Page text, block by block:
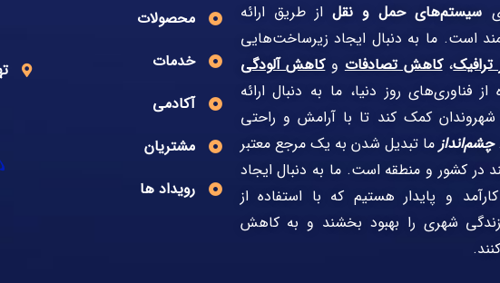
سیستم‌های حمل و نقلاز طریق ارائه
است. ما به دنبال ایجاد زیرساخت‌هایی
،کاهش تصادفاتوکاهش آلودگی
فناوری‌های روز دنیا، ما به دنبال ارائه
کمک کند تا با آرامش و راحتی
چشم‌اندازما تبدیل شدن به یک مرجع معتبر
در کشور و منطقه است. ما به دنبال ایجاد
و پایدار هستیم که با استفاده از
شهری را بهبود بخشند و به کاهش
محصولات
خدمات
آکادمی
مشتریان
رویداد ها